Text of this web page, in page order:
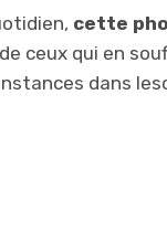
cette
de ceux qui en
dans